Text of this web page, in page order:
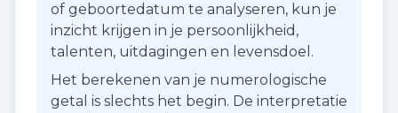
of geboortedatum te analyseren, kun je
inzicht krijgen in je persoonlijkheid,
talenten, uitdagingen en levensdoel.
Het berekenen van je numerologische
getal is slechts het begin. De interpretatie